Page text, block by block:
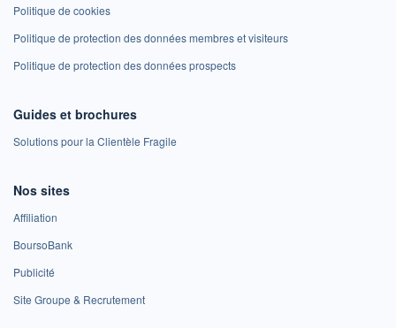
Politique de cookies
Politique de protection des données membres et visiteurs
Politique de protection des données prospects
Guides et brochures
Solutions pour la Clientèle Fragile
Nos sites
Affiliation
BoursoBank
Publicité
Site Groupe & Recrutement